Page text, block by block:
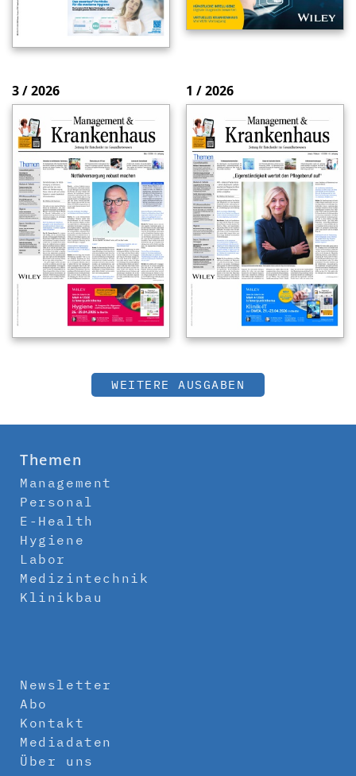
3 / 2026 1 / 2026
WEITERE AUSGABEN
Themen
Management
Personal
E-Health
Hygiene
Labor
Medizintechnik
Klinikbau
Newsletter
Abo
Kontakt
Mediadaten
Über uns